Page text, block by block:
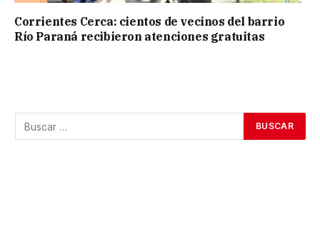
Corrientes Cerca: cientos de vecinos del barrio
Río Paraná recibieron atenciones gratuitas